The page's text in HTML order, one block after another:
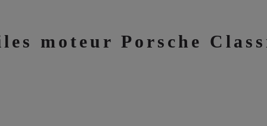
moteur Porsche